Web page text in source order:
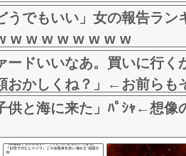
うでもいい」女の報告ラン
w w w w w w w w
ードいいなあ。買いに行く
おかしくね？」←お前らも
供と海に来た」ﾊﾟｼｬ←想像